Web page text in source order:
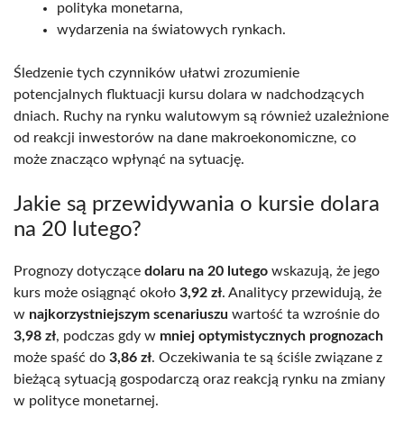
polityka monetarna,
wydarzenia na światowych rynkach.
Śledzenie tych czynników ułatwi zrozumienie
potencjalnych fluktuacji kursu dolara w nadchodzących
dniach. Ruchy na rynku walutowym są również uzależnione
od reakcji inwestorów na dane makroekonomiczne, co
może znacząco wpłynąć na sytuację.
Jakie są przewidywania o kursie dolara
na 20 lutego?
Prognozy dotyczące dolaru na 20 lutego wskazują, że jego
kurs może osiągnąć około 3,92 zł. Analitycy przewidują, że
w najkorzystniejszym scenariuszu wartość ta wzrośnie do
3,98 zł, podczas gdy w mniej optymistycznych prognozach
może spaść do 3,86 zł. Oczekiwania te są ściśle związane z
bieżącą sytuacją gospodarczą oraz reakcją rynku na zmiany
w polityce monetarnej.